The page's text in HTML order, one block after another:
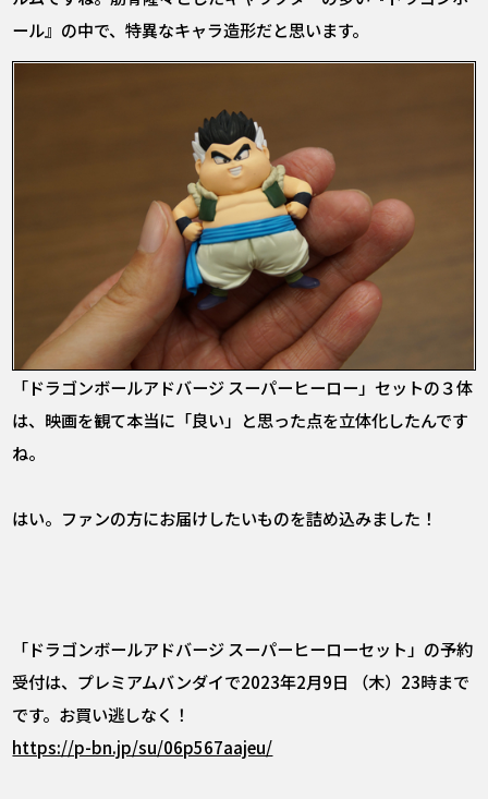
ール』の中で、特異なキャラ造形だと思います。
――「ドラゴンボールアドバージ スーパーヒーロー」セットの３体
は、映画を観て本当に「良い」と思った点を立体化したんです
ね。
はい。ファンの方にお届けしたいものを詰め込みました！
「ドラゴンボールアドバージ スーパーヒーローセット」の予約
受付は、プレミアムバンダイで2023年2月9日 （木）23時まで
です。お買い逃しなく！
https://p-bn.jp/su/06p567aajeu/